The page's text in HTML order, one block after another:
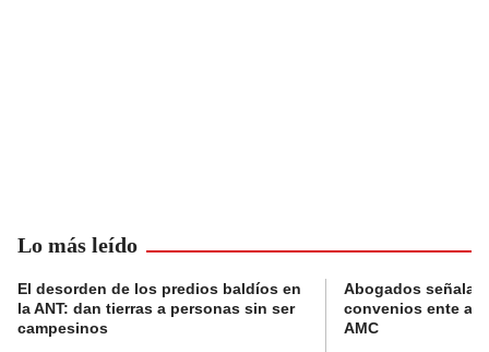
Lo más leído
El desorden de los predios baldíos en
la ANT: dan tierras a personas sin ser
campesinos
Abogados
convenios ente
AMC